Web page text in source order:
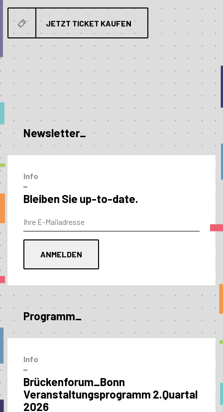
JETZT TICKET KAUFEN
Newsletter_
Info
–
Bleiben Sie up-to-date.
Programm_
Info
–
Brückenforum_Bonn
Veranstaltungs­programm 2.Quartal
2026